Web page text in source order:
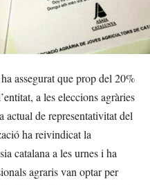
assegurat que prop del 20%
a les eleccions agràries
actual de representativitat del
ha reivindicat la
catalana a les urnes i ha
agraris van optar per